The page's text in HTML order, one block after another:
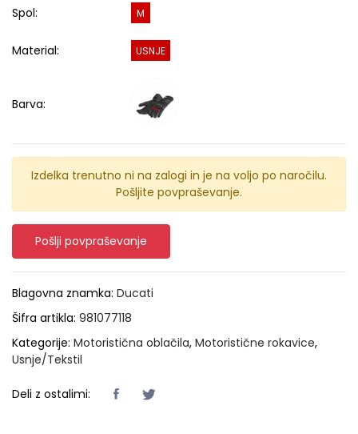
Spol: M
Material: USNJE
Barva:
Izdelka trenutno ni na zalogi in je na voljo po naročilu.
Pošljite povpraševanje.
Pošlji povpraševanje
Blagovna znamka: Ducati
Šifra artikla: 981077118
Kategorije: Motoristična oblačila, Motoristične rokavice,
Usnje/Tekstil
Deli z ostalimi: